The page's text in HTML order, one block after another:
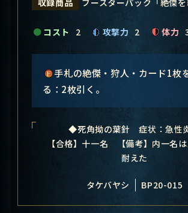
収録商品
コスト 2 攻撃力 2 体力
手札の絶傑・狩人・カード1枚
る：2枚引く。
◆死角拗の葉針 症状：急性
【合格】十一名 【備考】内一名
耐えた
タケバヤシ BP20-015